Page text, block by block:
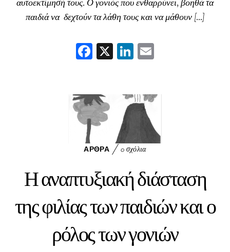
αυτοεκτίμησή τους. Ο γονιός που ενθαρρύνει, βοηθά τα
παιδιά να δεχτούν τα λάθη τους και να μάθουν […]
F
oo
k
X Li
In l
ΆΡΘΡΑ 0 σχόλια
Η αναπτυξιακή διάσταση
της φιλίας των παιδιών και ο
ρόλος των γονιών